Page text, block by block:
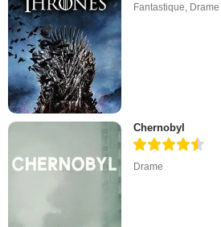
Fantastique Drame
Chernobyl
Drame